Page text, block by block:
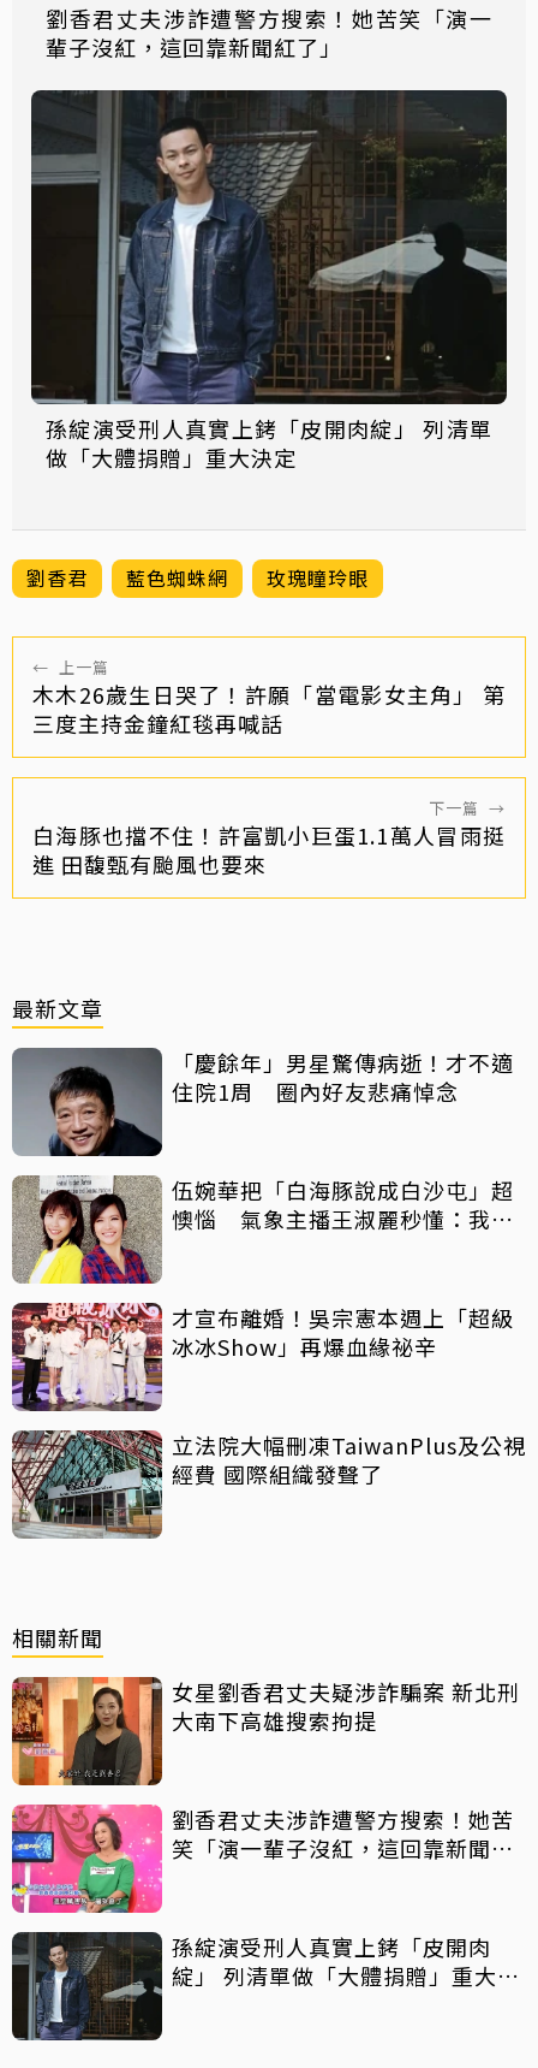
劉香君丈夫涉詐遭警方搜索！她苦笑「演一
輩子沒紅，這回靠新聞紅了」
孫綻演受刑人真實上銬「皮開肉綻」 列清單
做「大體捐贈」重大決定
劉香君 藍色蜘蛛網 玫瑰瞳玲眼
← 上一篇
木木26歲生日哭了！許願「當電影女主角」 第
三度主持金鐘紅毯再喊話
下一篇 →
白海豚也擋不住！許富凱小巨蛋1.1萬人冒雨挺
進 田馥甄有颱風也要來
最新文章
「慶餘年」男星驚傳病逝！才不適
住院1周 圈內好友悲痛悼念
伍婉華把「白海豚說成白沙屯」超
懊惱 氣象主播王淑麗秒懂：我曾
才宣布離婚！吳宗憲本週上「超級
冰冰Show」再爆血緣祕辛
立法院大幅刪凍TaiwanPlus及公視
經費 國際組織發聲了
相關新聞
女星劉香君丈夫疑涉詐騙案 新北刑
大南下高雄搜索拘提
劉香君丈夫涉詐遭警方搜索！她苦
笑「演一輩子沒紅，這回靠新聞紅
孫綻演受刑人真實上銬「皮開肉
綻」 列清單做「大體捐贈」重大決